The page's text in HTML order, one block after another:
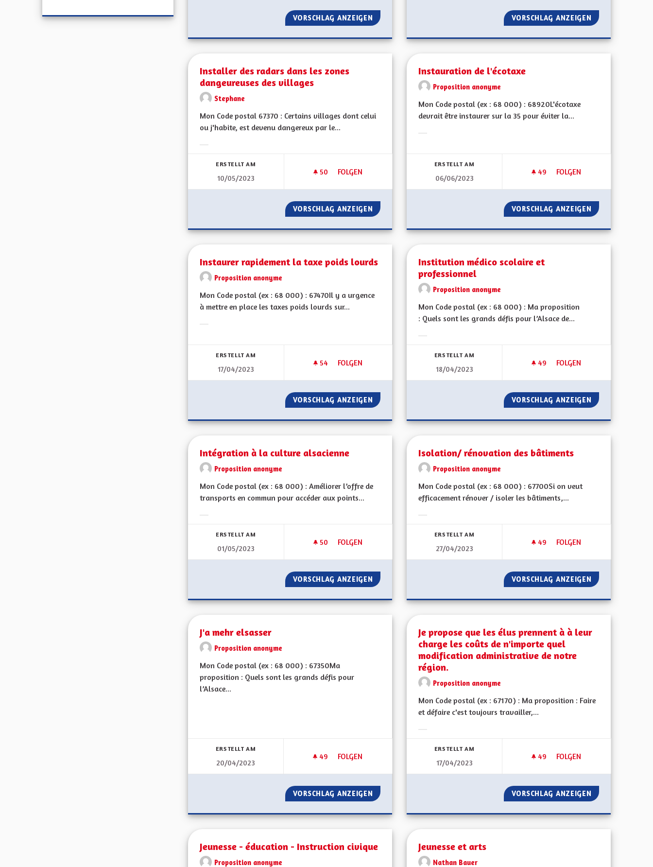
VORSCHLAG ANZEIGEN INFORMATION EN LIGNE SUR L'ALSACE ! VORSCHLAG ANZEIGEN INSPIRATIONS
Installer des radars dans les zones
dangeureuses des villages
Stephane
Mon Code postal 67370 : Certains villages dont celui
ou j'habite, est devenu dangereux par le...
ERSTELLT AM
10/05/2023
50 50 FOLLOWER
FOLGEN
INSTALLER DES RADARS DANS LES ZONES DANGEUREUSES DES VILLAGES
VORSCHLAG ANZEIGEN INSTALLER DES RADARS DANS LES ZONES DANGEUREUSES DES VILLAGES
Instauration de l'écotaxe
Proposition anonyme
Mon Code postal (ex : 68 000) : 68920L'écotaxe
devrait être instaurer sur la 35 pour éviter la...
ERSTELLT AM
06/06/2023
49 49 FOLLOWER
FOLGEN
INSTAURATION DE L'ÉCOTAXE
VORSCHLAG ANZEIGEN INSTAURATION
Instaurer rapidement la taxe poids lourds
Proposition anonyme
Mon Code postal (ex : 68 000) : 67470Il y a urgence
à mettre en place les taxes poids lourds sur...
ERSTELLT AM
17/04/2023
54 54 FOLLOWER
FOLGEN
INSTAURER RAPIDEMENT LA TAXE POIDS LOURDS
VORSCHLAG ANZEIGEN INSTAURER RAPIDEMENT LA TAXE POIDS LOURDS
Institution médico scolaire et
professionnel
Proposition anonyme
Mon Code postal (ex : 68 000) : Ma proposition
: Quels sont les grands défis pour l’Alsace de...
ERSTELLT AM
18/04/2023
49 49 FOLLOWER
FOLGEN
INSTITUTION MÉDICO
VORSCHLAG ANZEIGEN INSTITUTION
Intégration à la culture alsacienne
Proposition anonyme
Mon Code postal (ex : 68 000) : Améliorer l’offre de
transports en commun pour accéder aux points...
ERSTELLT AM
01/05/2023
50 50 FOLLOWER
FOLGEN
INTÉGRATION À LA CULTURE ALSACIENNE
VORSCHLAG ANZEIGEN INTÉGRATION À LA CULTURE ALSACIENNE
Isolation/ rénovation des bâtiments
Proposition anonyme
Mon Code postal (ex : 68 000) : 67700Si on veut
efficacement rénover / isoler les bâtiments,...
ERSTELLT AM
27/04/2023
49 49 FOLLOWER
FOLGEN
ISOLATION/ RÉNOVATION
VORSCHLAG ANZEIGEN ISOLATION/
J'a mehr elsasser
Proposition anonyme
Mon Code postal (ex : 68 000) : 67350Ma
proposition : Quels sont les grands défis pour
l’Alsace...
ERSTELLT AM
20/04/2023
49 49 FOLLOWER
FOLGEN
J'A MEHR ELSASSER
VORSCHLAG ANZEIGEN J'A MEHR ELSASSER
Je propose que les élus prennent à à leur
charge les coûts de n'importe quel
modification administrative de notre
région.
Proposition anonyme
Mon Code postal (ex : 67170) : Ma proposition : Faire
et défaire c'est toujours travailler,...
ERSTELLT AM
17/04/2023
49 49 FOLLOWER
FOLGEN
JE PROPOSE QUE LES ÉLUS
VORSCHLAG ANZEIGEN JE PROPOSE
Jeunesse - éducation - Instruction civique
Proposition anonyme
Jeunesse et arts
Nathan Bauer